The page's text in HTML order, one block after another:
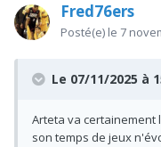
Fred76ers
Posté(e) le 7
Le 07/11/2025 à
Arteta va certainement
son temps de jeux